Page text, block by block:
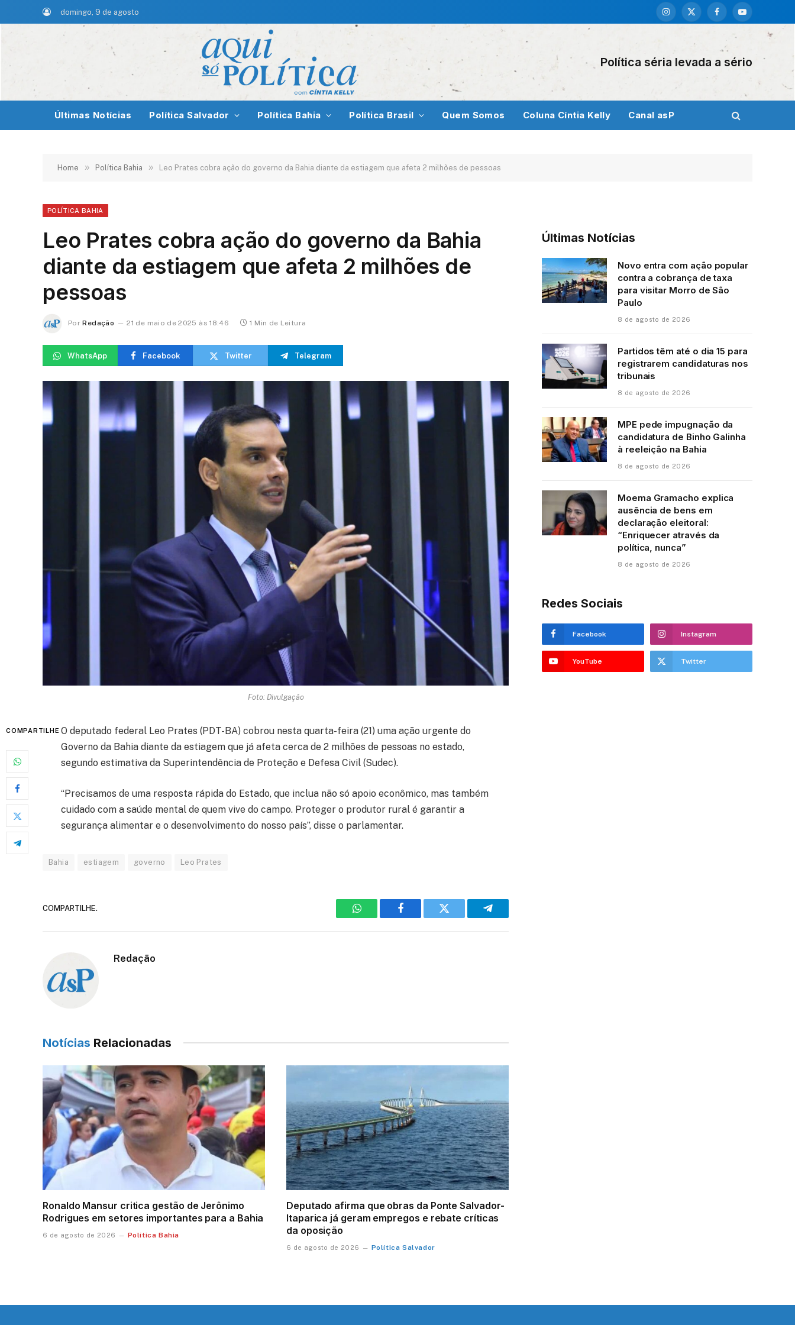
domingo, 9 de agosto
Instagram
X
FacebookYouTube
Política séria levada a sério
Últimas Notícias Política Salvador Política Bahia Política Brasil Quem Somos Coluna Cíntia Kelly Canal asP
Home » Política Bahia » Leo Prates cobra ação do governo da Bahia diante da estiagem que afeta 2 milhões de pessoas
POLÍTICA BAHIA
Leo Prates cobra ação do governo da Bahia
diante da estiagem que afeta 2 milhões de
pessoas
Por Redação 21 de maio de 2025 às 18:46 1 Min de Leitura
WhatsApp Facebook Twitter Telegram
Foto: Divulgação
COMPARTILHE O deputado federal Leo Prates (PDT-BA) cobrou nesta quarta-feira (21) uma ação urgente do
Governo da Bahia diante da estiagem que já afeta cerca de 2 milhões de pessoas no estado,
segundo estimativa da Superintendência de Proteção e Defesa Civil (Sudec).
“Precisamos de uma resposta rápida do Estado, que inclua não só apoio econômico, mas também
cuidado com a saúde mental de quem vive do campo. Proteger o produtor rural é garantir a
segurança alimentar e o desenvolvimento do nosso país”, disse o parlamentar.
Bahia estiagem governo Leo Prates
COMPARTILHE.
WhatsAppFacebook Twitter Telegram
Redação
Notícias Relacionadas
Ronaldo Mansur critica gestão de Jerônimo
Rodrigues em setores importantes para a Bahia
6 de agosto de 2026 Política Bahia
Deputado afirma que obras da Ponte Salvador-
Itaparica já geram empregos e rebate críticas
da oposição
6 de agosto de 2026 Política Salvador
Últimas Notícias
Novo entra com ação popular
contra a cobrança de taxa
para visitar Morro de São
Paulo
8 de agosto de 2026
Partidos têm até o dia 15 para
registrarem candidaturas nos
tribunais
8 de agosto de 2026
MPE pede impugnação da
candidatura de Binho Galinha
à reeleição na Bahia
8 de agosto de 2026
Moema Gramacho explica
ausência de bens em
declaração eleitoral:
“Enriquecer através da
política, nunca”
8 de agosto de 2026
Redes Sociais
Facebook Instagram
YouTube Twitter